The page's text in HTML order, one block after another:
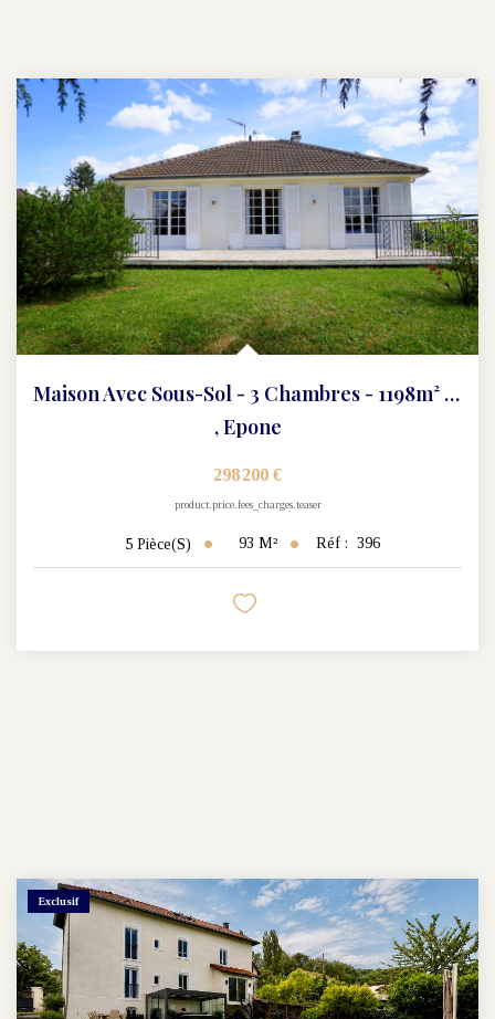
Maison Avec Sous-Sol - 3 Chambres - 1198m² De Terrain
,Epone
298 200 €
product.price.fees_charges.teaser
5 Pièce(s) 93 M² Réf : 396
Exclusif